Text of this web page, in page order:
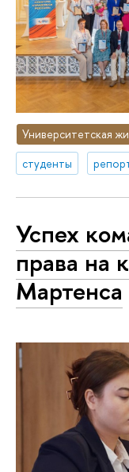
Университетская
студенты
Успех
права на
Мартенса